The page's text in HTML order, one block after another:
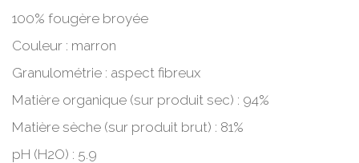
100% fougère broyée
Couleur : marron
Granulométrie : aspect fibreux
Matière organique (sur produit sec) : 94%
Matière sèche (sur produit brut) : 81%
pH (H2O) : 5.9